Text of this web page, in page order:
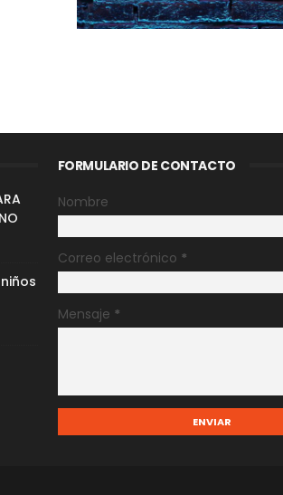
FORMULARIO DE CONTACTO
Nombre
Correo electrónico *
Mensaje *